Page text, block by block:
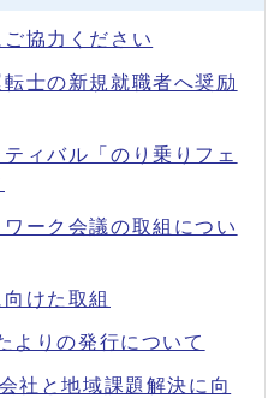
協力ください
士の新規就職者へ奨励
ィバル「のり乗りフェ
ーク会議の取組につい
けた取組
よりの発行について
社と地域課題解決に向